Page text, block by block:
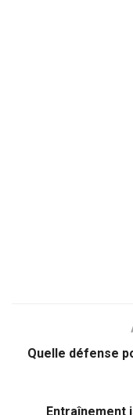
Quelle défense
Entraînement